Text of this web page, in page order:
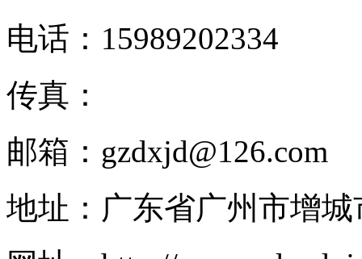
电话： 15989202334
传真：
邮箱： gzdxjd@126.com
地址： 广东省广州市增